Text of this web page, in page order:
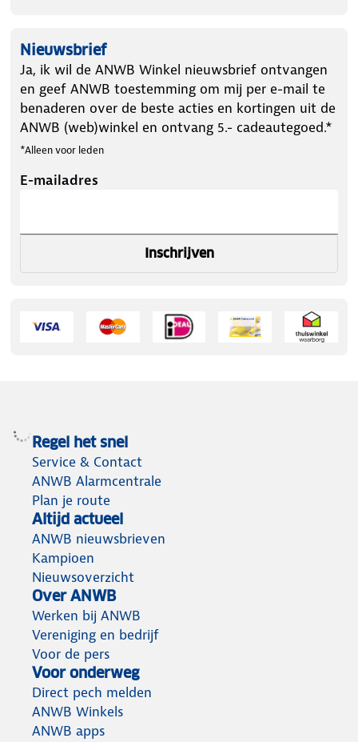
Nieuwsbrief
Ja, ik wil de ANWB Winkel nieuwsbrief ontvangen
en geef ANWB toestemming om mij per e-mail te
benaderen over de beste acties en kortingen uit de
ANWB (web)winkel en ontvang 5.- cadeautegoed.*
*Alleen voor leden
E-mailadres
Inschrijven
Regel het snel
Service & Contact
ANWB Alarmcentrale
Plan je route
Altijd actueel
ANWB nieuwsbrieven
Kampioen
Nieuwsoverzicht
Over ANWB
Werken bij ANWB
Vereniging en bedrijf
Voor de pers
Voor onderweg
Direct pech melden
ANWB Winkels
ANWB apps